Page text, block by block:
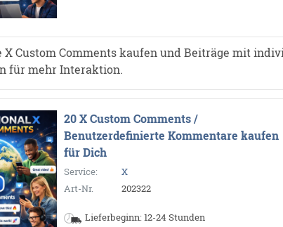
Custom Comments kaufen und Beiträge mit
für mehr Interaktion.
20 X Custom Comments /
Benutzerdefinierte Kommentare kaufen
für Dich
Service:
X
Art-Nr.
202322
Lieferbeginn: 12-24 Stunden